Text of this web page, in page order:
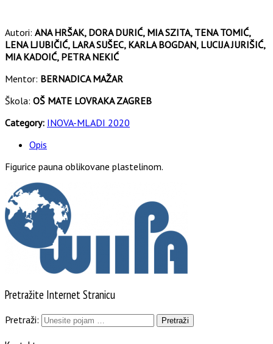
Autori: ANA HRŠAK, DORA DURIĆ, MIA SZITA, TENA TOMIĆ,
LENA LJUBIČIĆ, LARA SUŠEC, KARLA BOGDAN, LUCIJA JURIŠIĆ,
MIA KADOIĆ, PETRA NEKIĆ
Mentor: BERNADICA MAŽAR
Škola: OŠ MATE LOVRAKA ZAGREB
Category: INOVA-MLADI 2020
Opis
Figurice pauna oblikovane plastelinom.
Pretražite Internet Stranicu
Pretraži: